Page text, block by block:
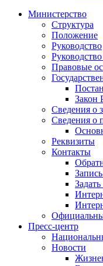
Министерство
Структура
Положение
Руководство
Правовые
Закон
Сведения о
Сведения о
Реквизиты
Контакты
Пресс-центр
Новости